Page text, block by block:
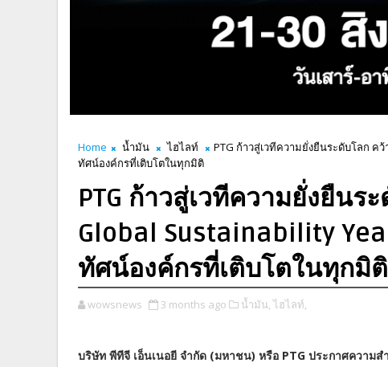
Home น้ำมัน ไฮไลท์
PTG ก้าวสู่เวทีความยั่งยืนระดับโลก ค
ทัศน์องค์กรที่เติบโตในทุกมิติ
PTG ก้าวสู่เวทีความยั่งยืนร
Global Sustainability
ทัศน์องค์กรที่เติบโตในทุกมิติ
wowsnews 3 months ago น้ำมัน, ไฮไลท์,
บริษัท พีทีจี เอ็นเนอยี จำกัด (มหาชน) หรือ PTG ประกาศความ